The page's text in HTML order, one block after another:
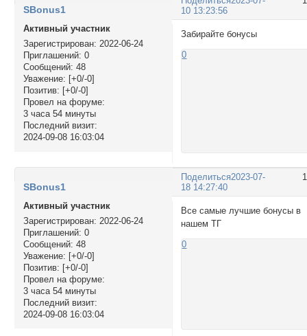
10 13:23:56
SBonus1
Активный участник
Зарегистрирован: 2022-06-24
Приглашений: 0
Сообщений: 48
Уважение: [+0/-0]
Позитив: [+0/-0]
Провел на форуме:
3 часа 54 минуты
Последний визит:
2024-09-08 16:03:04
Забирайте бонусы
0
Поделиться2023-07-
18 14:27:40
SBonus1
Активный участник
Зарегистрирован: 2022-06-24
Приглашений: 0
Сообщений: 48
Уважение: [+0/-0]
Позитив: [+0/-0]
Провел на форуме:
3 часа 54 минуты
Последний визит:
2024-09-08 16:03:04
Все самые лучшие бонусы в
нашем ТГ
0